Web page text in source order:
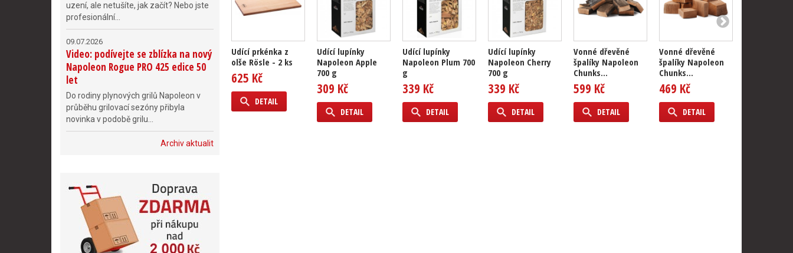
Udící prkénka z
olše Rösle - 2 ks
625 Kč
DETAIL
Udící lupínky
Napoleon Apple
700 g
309 Kč
DETAIL
Udící lupínky
Napoleon Plum 700
g
339 Kč
DETAIL
Udící lupínky
Napoleon Cherry
700 g
339 Kč
DETAIL
Vonné dřevěné
špalíky Napoleon
Chunks...
599 Kč
DETAIL
Vonné dřevěné
špalíky Napoleon
Chunks...
469 Kč
DETAIL
uzení, ale netušíte, jak začít? Nebo jste
profesionální...
09.07.2026
Video: podívejte se zblízka na nový
Napoleon Rogue PRO 425 edice 50
let
Do rodiny plynových grilů Napoleon v
průběhu grilovací sezóny přibyla
novinka v podobě grilu...
Archiv aktualit